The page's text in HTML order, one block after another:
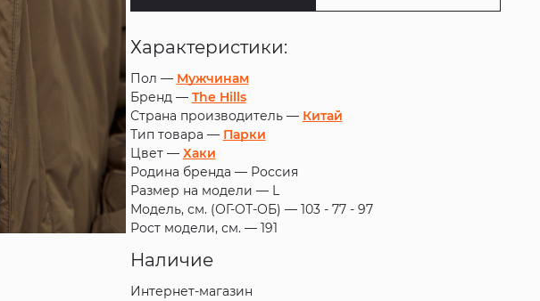
Характеристики:
Пол — Мужчинам
Бренд — The Hills
Страна производитель — Китай
Тип товара — Парки
Цвет — Хаки
Родина бренда — Россия
Размер на модели — L
Модель, см. (ОГ-ОТ-ОБ) — 103 - 77 - 97
Рост модели, см. — 191
Наличие
Интернет-магазин